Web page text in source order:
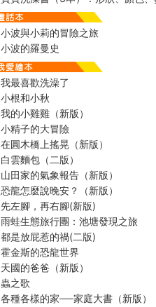
小波與小莉的冒險之旅
小波的羅曼史
我最喜歡洗澡了
小根和小秋
我的小雞雞（新版）
小精子的大冒險
在圓木橋上搖晃（新版）
白雲麵包（二版）
山田家的氣象報告（新版）
恐龍怎麼說晚安？（新版）
先左腳，再右腳(新版)
雨蛙生態旅行團：池塘發現之旅
都是放屁惹的禍(二版)
霍金斯的恐龍世界
天國的爸爸（新版）
蟲之歌
各種各樣的家──家庭大書（新版）